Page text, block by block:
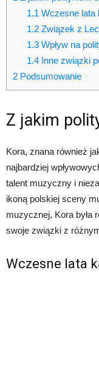
1.1 Wczesne lata
1.2Związek z
1.3Wpływ na
1.4Inne związki
2 Podsumowanie
Z jakim
Kora, znana również
najbardziej
talent muzyczny i
ikoną polskiej sceny
muzycznej, Kora była
swoje związki z
Wczesne lata